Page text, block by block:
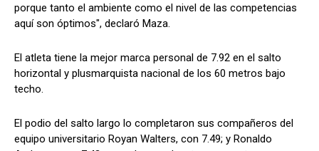
porque tanto el ambiente como el nivel de las competencias
aquí son óptimos", declaró Maza.
El atleta tiene la mejor marca personal de 7.92 en el salto
horizontal y plusmarquista nacional de los 60 metros bajo
techo.
El podio del salto largo lo completaron sus compañeros del
equipo universitario Royan Walters, con 7.49; y Ronaldo